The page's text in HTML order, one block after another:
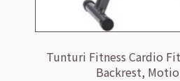
Tunturi Fitness Cardio
Backrest,